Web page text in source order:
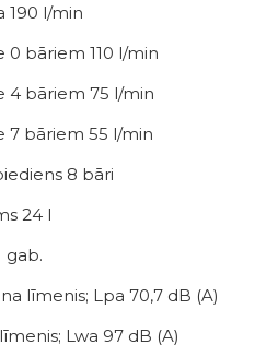
190 l/min
0 bāriem 110 l/min
4 bāriem 75 l/min
7 bāriem 55 l/min
8 bāri
24 l
gab.
līmenis; Lpa 70,7 dB (A)
Lwa 97 dB (A)